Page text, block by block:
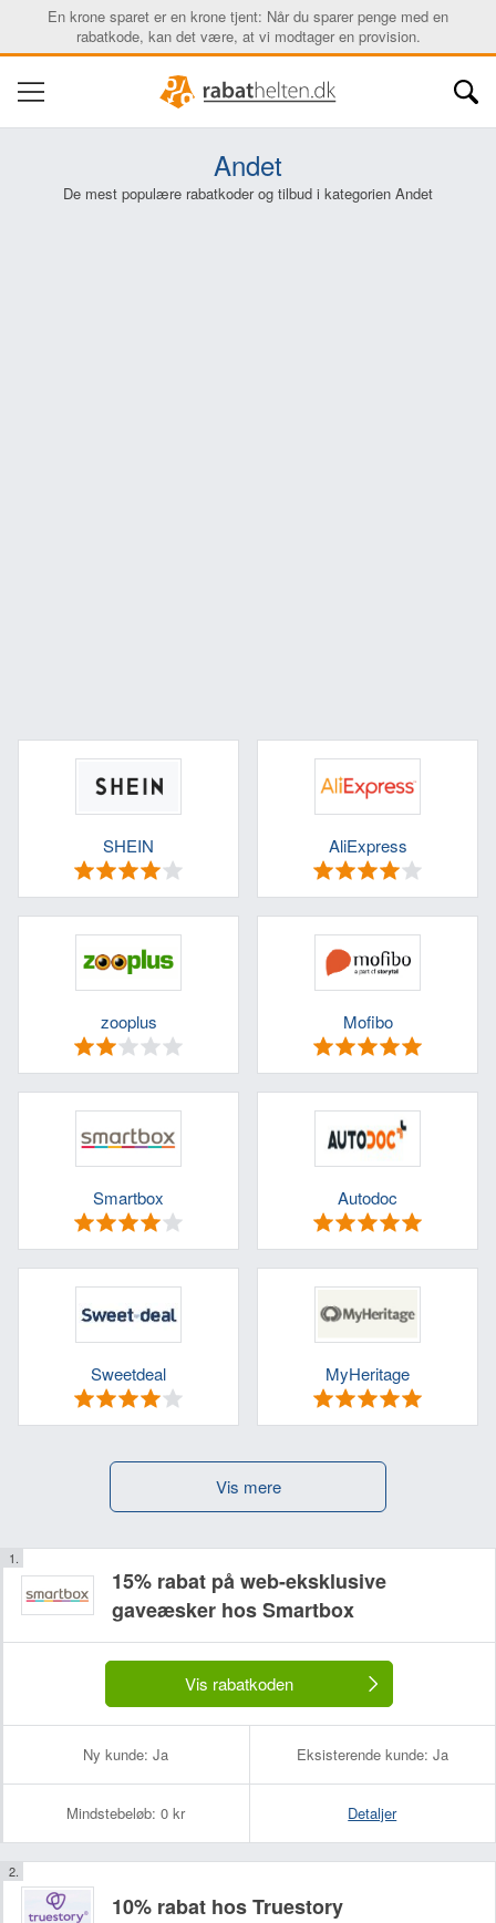
En krone sparet er en krone tjent: Når du sparer penge med en
rabatkode, kan det være, at vi modtager en provision.
Andet
De mest populære rabatkoder og tilbud i kategorien Andet
SHEIN AliExpress
zooplus Mofibo
Smartbox Autodoc
Sweetdeal MyHeritage
Vis mere
15% rabat på web-eksklusive
gaveæsker hos Smartbox
Vis rabatkoden
Ny kunde: Ja Eksisterende kunde: Ja
Mindstebeløb: 0 kr Detaljer
10% rabat hos Truestory